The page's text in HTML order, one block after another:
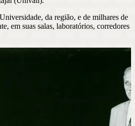
da região, e de milhares de
em suas salas, laboratórios, corredores